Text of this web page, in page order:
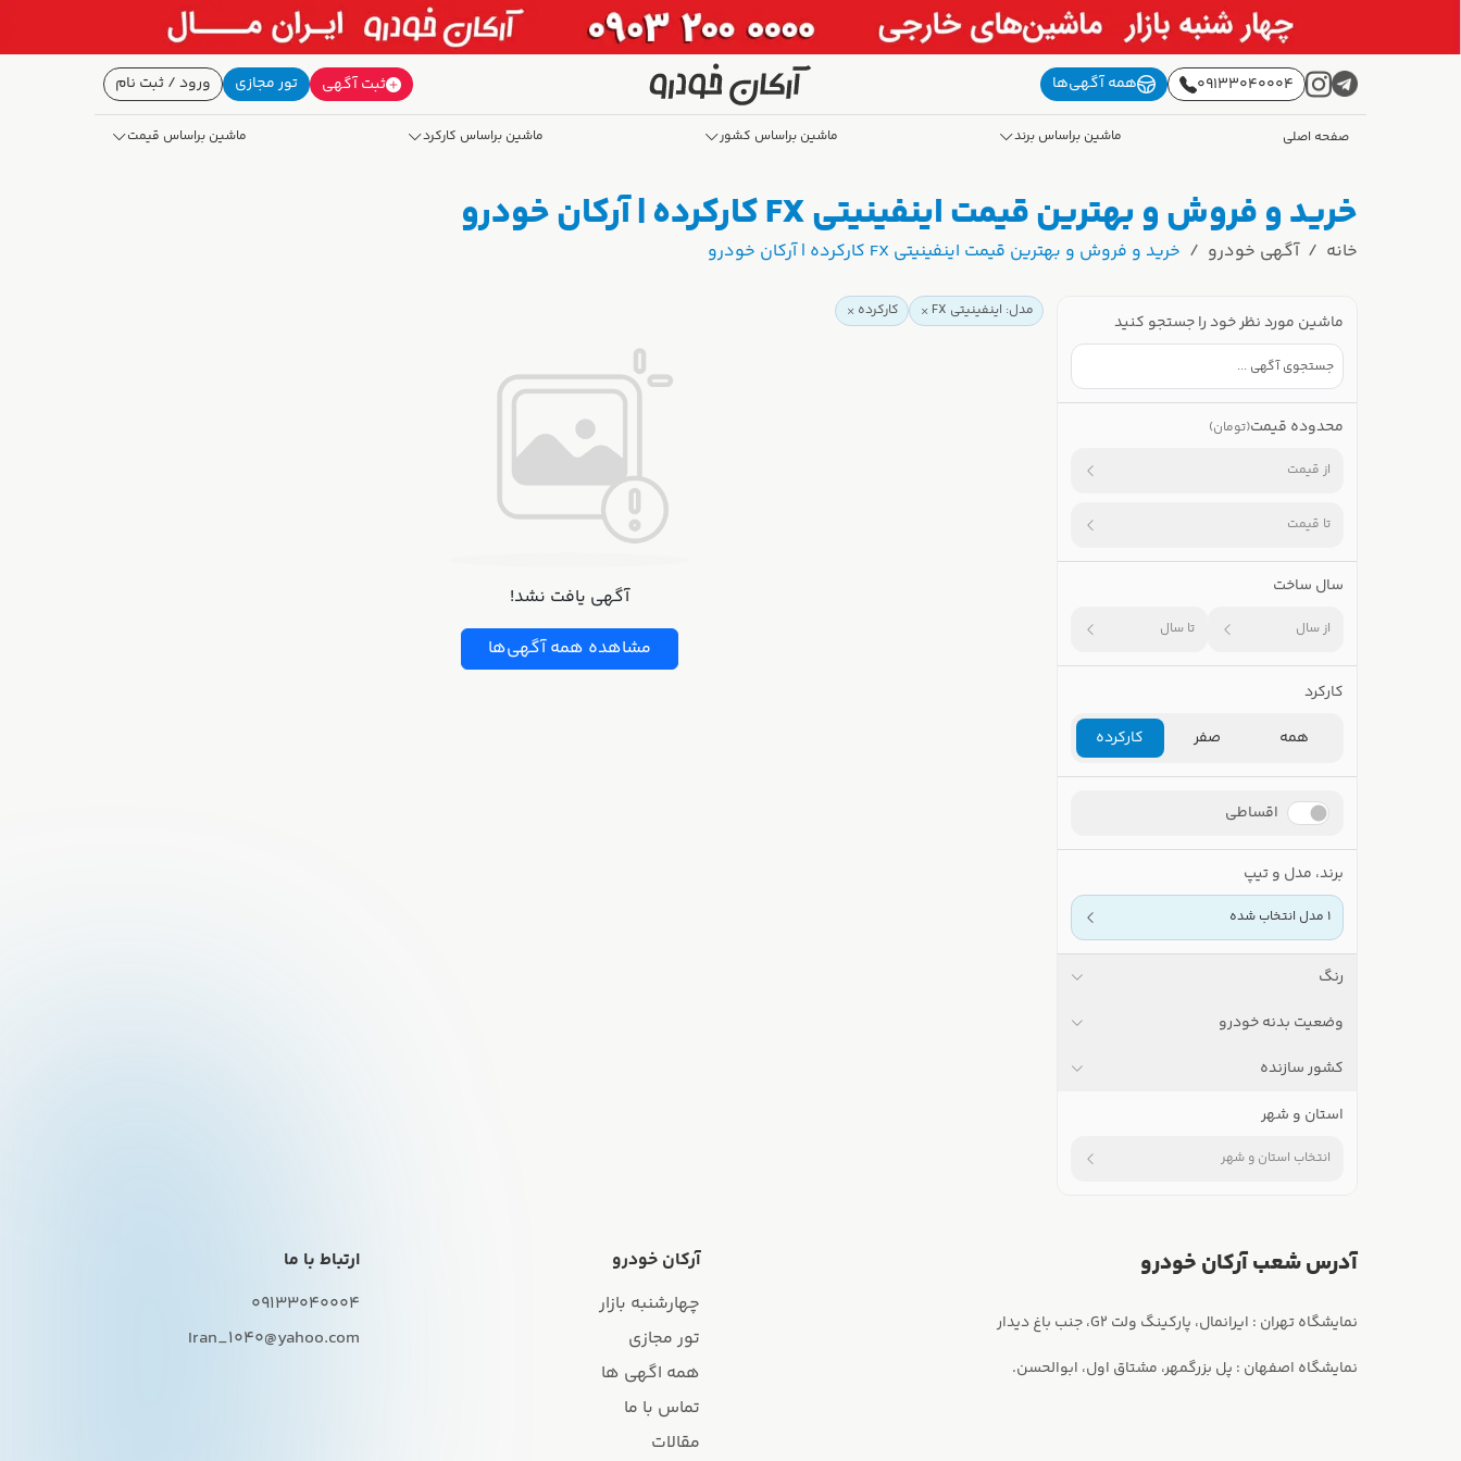
09133040004 همه آگهی‌ها ثبت آگهی تور مجازی ورود / ثبت نام
صفحه اصلی ماشین براساس برند ماشین براساس کشور ماشین براساس کارکرد ماشین براساس قیمت
خرید و فروش و بهترین قیمت اینفینیتی FX کارکرده | آرکان خودرو
خانه آگهی خودرو خرید و فروش و بهترین قیمت اینفینیتی FX کارکرده | آرکان خودرو
ماشین مورد نظر خود را جستجو کنید
محدوده قیمت(تومان)
از قیمت
تا قیمت
سال ساخت
از سال تا سال
کارکرد
همه
صفر کارکرده
اقساطی
برند، مدل و تیپ
1 مدل انتخاب شده
رنگ
وضعیت بدنه خودرو
کشور سازنده
استان و شهر
انتخاب استان و شهر
مدل: اینفینیتی FX کارکرده
آگهی یافت نشد!
مشاهده همه آگهی‌ها
آدرس شعب آرکان خودرو
نمایشگاه اصفهان : پل بزرگمهر، مشتاق اول، ابوالحسن.
آرکان خودرو
چهارشنبه بازار
تور مجازی
همه اگهی ها
تماس با ما
مقالات
ارتباط با ما
09133040004
Iran_1040@yahoo.com